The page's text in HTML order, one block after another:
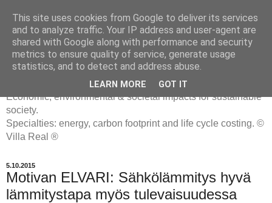
ENERGIATYHMYRIT
Economic, environmental & societal impacts for sustainable
society.
Specialties: energy, carbon footprint and life cycle costing. ©
Villa Real ®
5.10.2015
Motivan ELVARI: Sähkölämmitys hyvä
lämmitystapa myös tulevaisuudessa
This site uses cookies from Google to deliver its services
and to analyze traffic. Your IP address and user-agent are
shared with Google along with performance and security
metrics to ensure quality of service, generate usage
statistics, and to detect and address abuse.
LEARN MORE GOT IT